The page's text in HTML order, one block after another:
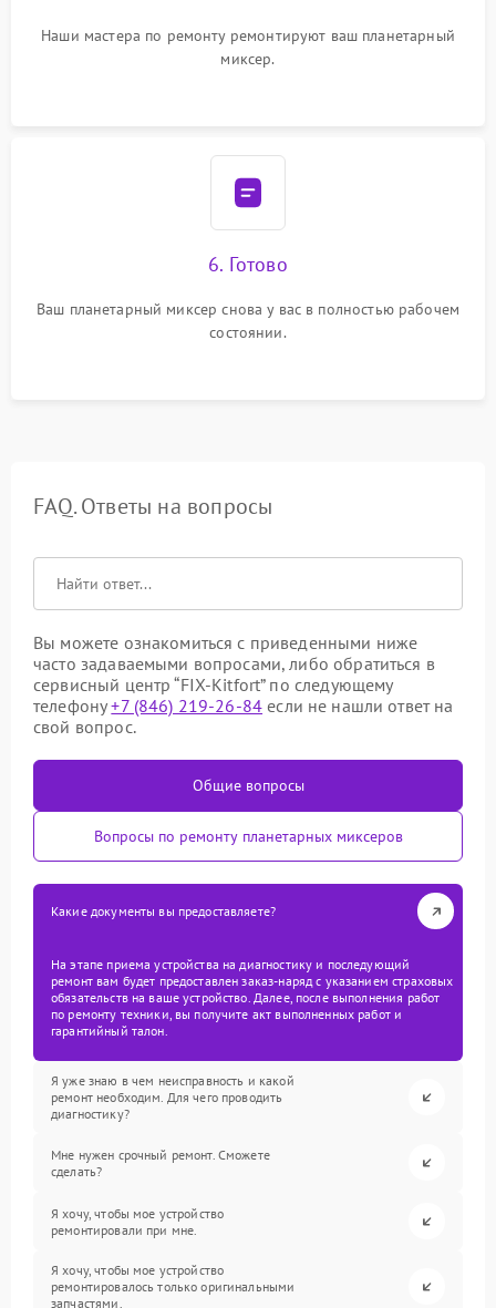
Наши мастера по ремонту ремонтируют ваш планетарный
миксер.
6. Готово
Ваш планетарный миксер снова у вас в полностью рабочем
состоянии.
FAQ. Ответы на вопросы
Вы можете ознакомиться с приведенными ниже
часто задаваемыми вопросами, либо обратиться в
сервисный центр “FIX-Kitfort” по следующему
телефону+7 (846) 219-26-84 если не нашли ответ на
свой вопрос.
Общие вопросы
Вопросы по ремонту планетарных миксеров
Какие документы вы предоставляете?
На этапе приема устройства на диагностику и последующий
ремонт вам будет предоставлен заказ-наряд с указанием страховых
обязательств на ваше устройство. Далее, после выполнения работ
по ремонту техники, вы получите акт выполненных работ и
гарантийный талон.
Я уже знаю в чем неисправность и какой
ремонт необходим. Для чего проводить
диагностику?
Мне нужен срочный ремонт. Сможете
сделать?
Я хочу, чтобы мое устройство
ремонтировали при мне.
Я хочу, чтобы мое устройство
ремонтировалось только оригинальными
запчастями.